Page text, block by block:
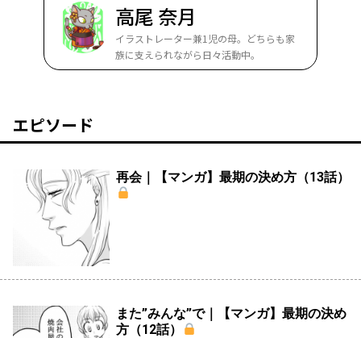
高尾 奈月
イラストレーター兼1児の母。どちらも家
族に支えられながら日々活動中。
エピソード
再会｜【マンガ】最期の決め方（13話）
また”みんな”で｜【マンガ】最期の決め
方（12話）